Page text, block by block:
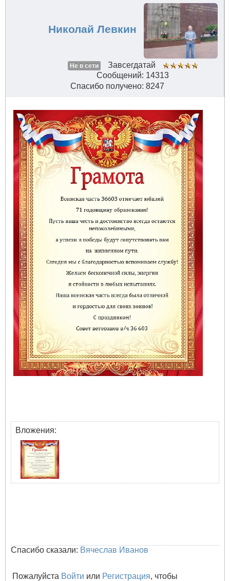
Николай Левкин
Не в сети
Завсегдатай
Сообщений: 14313
Спасибо получено: 8247
Вложения:
Спасибо сказали: Вячеслав Иванов
Пожалуйста Войти или Регистрация, чтобы